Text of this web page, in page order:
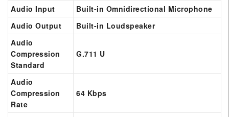
Audio Input
Built-in Omnidirectional Microphone
Audio Output
Built-in Loudspeaker
Audio
Compression
Standard
G.711 U
Audio
Compression
Rate
64 Kbps